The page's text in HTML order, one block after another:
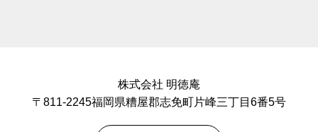
株式会社 明徳庵
〒811-2245福岡県糟屋郡志免町片峰三丁目6番5号